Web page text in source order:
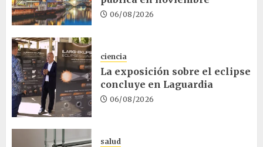
06/08/2026
ciencia
La exposición sobre el eclipse
concluye en Laguardia
06/08/2026
salud